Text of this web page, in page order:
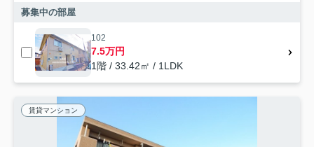
募集中の部屋
102
7.5万円
1階 / 33.42㎡ / 1LDK
賃貸マンション